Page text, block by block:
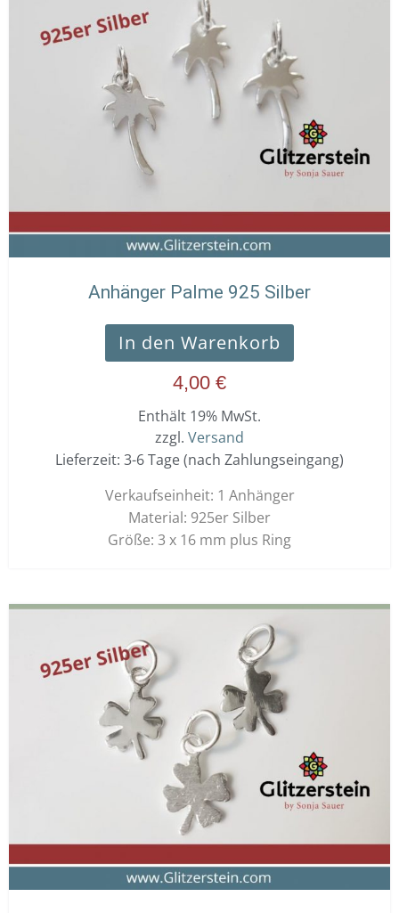
Anhänger Palme 925 Silber
In den Warenkorb
4,00 €
Enthält 19% MwSt.
zzgl. Versand
Lieferzeit: 3-6 Tage (nach Zahlungseingang)
Verkaufseinheit: 1 Anhänger
Material: 925er Silber
Größe: 3 x 16 mm plus Ring